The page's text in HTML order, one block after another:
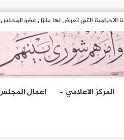
الحوثية التي استهدفت السفينة
المركز الاعلامي اعمال